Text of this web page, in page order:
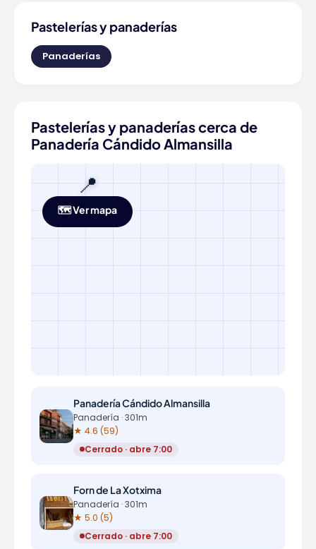
Pastelerías y panaderías
Panaderías
Pastelerías y panaderías cerca de
Panadería Cándido Almansilla
📍
🗺️ Ver mapa
Panadería Cándido Almansilla
Panadería · 301m
★ 4.6 (59)
Cerrado · abre 7:00
Forn de La Xotxima
Panadería · 301m
★ 5.0 (5)
Cerrado · abre 7:00